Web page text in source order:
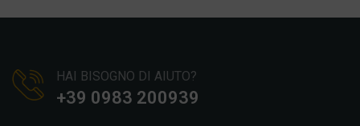
HAI BISOGNO DI AIUTO?
+39 0983 200939